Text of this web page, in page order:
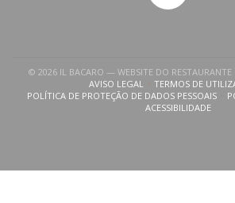
© 2026 IL BACARO — WEBSITE DO RESTAURANTE
AVISO LEGAL((ABRE NUMA NOVA
TERMOS DE
POLÍTICA DE PROTEÇÃO DE DADOS PESSOAIS
((ABRE NUMA NOVA
ACESSIBILIDADE
((ABRE NUMA